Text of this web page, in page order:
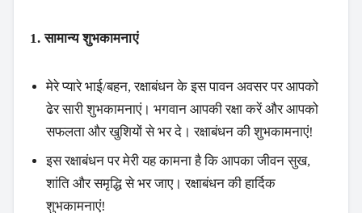
1. सामान्य शुभकामनाएं
मेरे प्यारे भाई/बहन, रक्षाबंधन के इस पावन अवसर पर आपको
ढेर सारी शुभकामनाएं। भगवान आपकी रक्षा करें और आपको
सफलता और खुशियों से भर दे। रक्षाबंधन की शुभकामनाएं!
इस रक्षाबंधन पर मेरी यह कामना है कि आपका जीवन सुख,
शांति और समृद्धि से भर जाए। रक्षाबंधन की हार्दिक
शुभकामनाएं!